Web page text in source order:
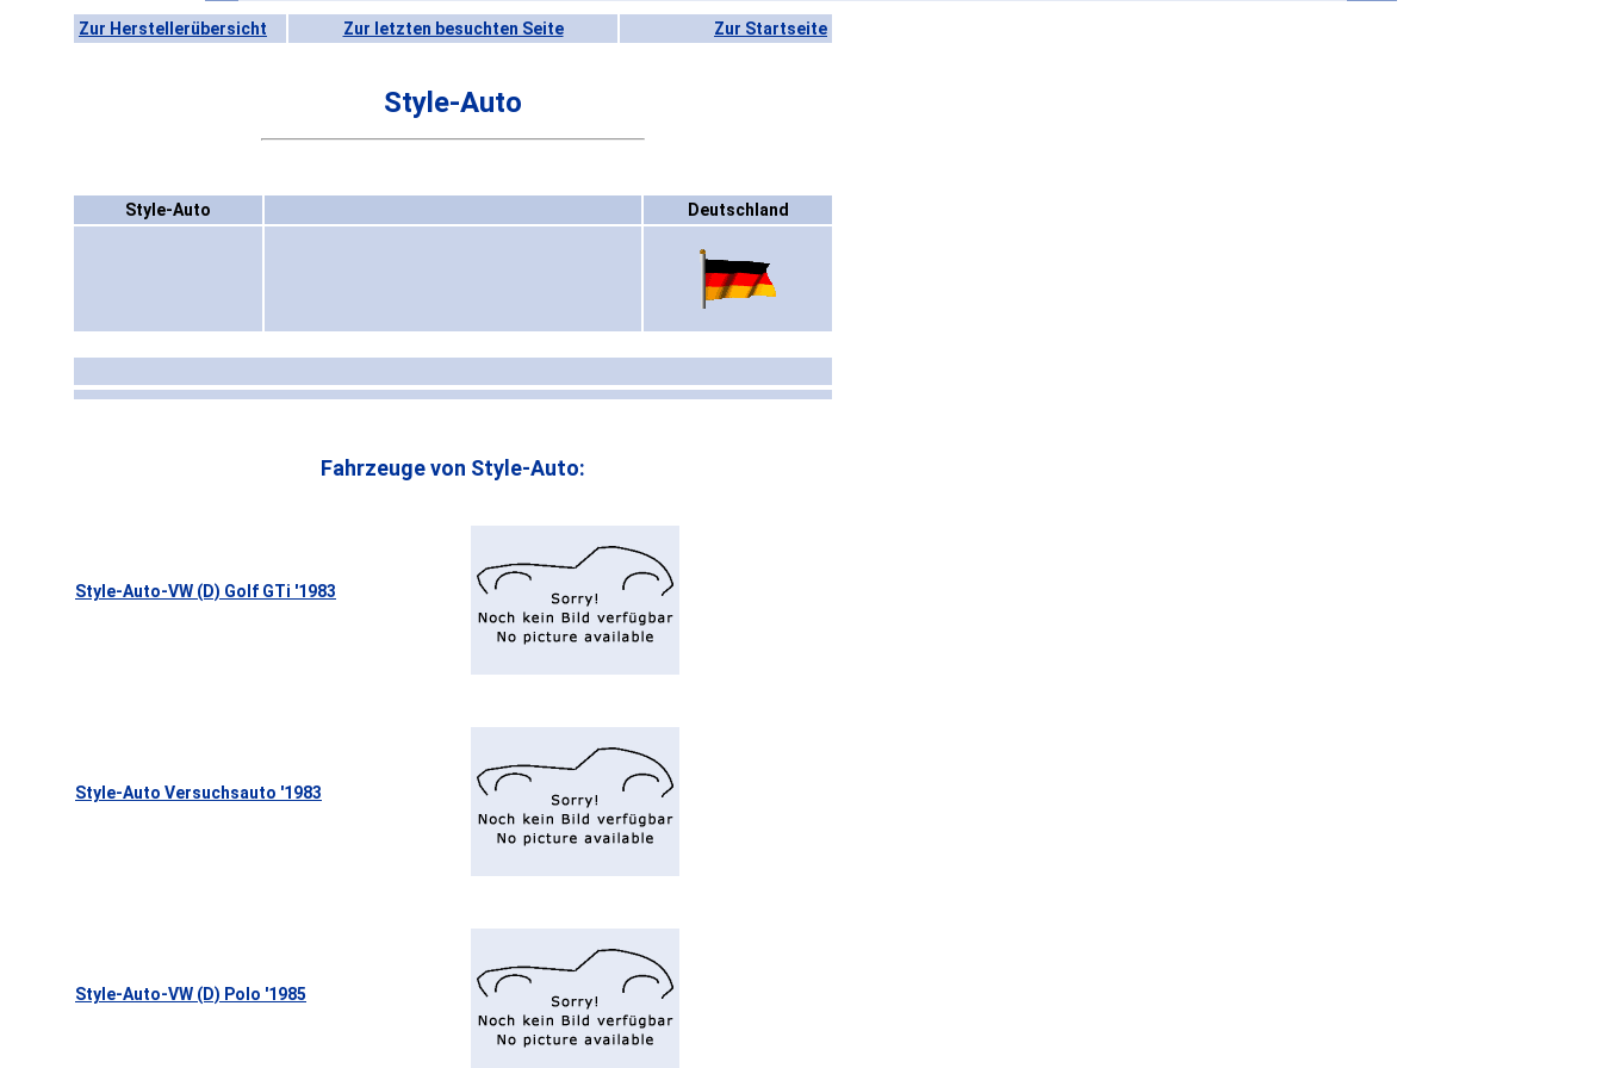
Zur Herstellerübersicht Zur letzten besuchten Seite Zur Startseite
Style-Auto
Style-Auto Deutschland
Fahrzeuge von Style-Auto:
Style-Auto-VW (D) Golf GTi '1983
Style-Auto Versuchsauto '1983
Style-Auto-VW (D) Polo '1985